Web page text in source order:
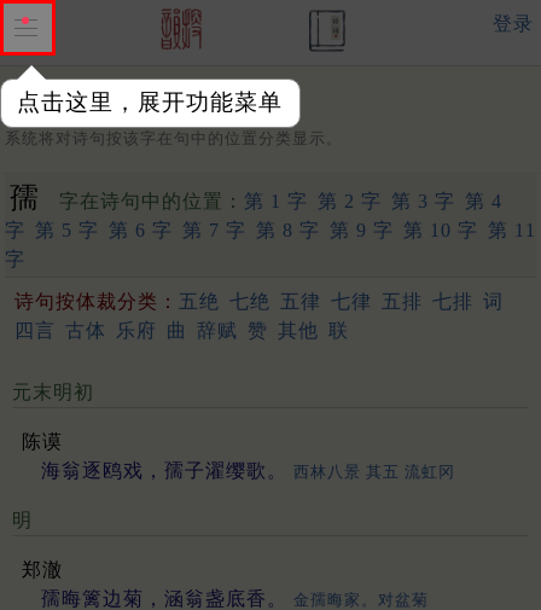
点击这里，展开功能菜单
登录
字：
系统将对诗句按该字在句中的位置分类显示。
孺 字在诗句中的位置： 第 1 字 第 2 字 第 3 字
第 4
字
第 5 字 第 6 字 第 7 字 第 8 字 第 9 字 第 10 字
第 11
字
诗句按体裁分类： 五绝 七绝 五律 七律 五排 七排 词
四言 古体 乐府 曲 辞赋 赞 其他 联
元末明初
陈谟
海翁逐鸥戏，孺子濯缨歌。
西林八景 其五 流虹冈
明
郑澈
孺晦篱边菊，涵翁盏底香。
金孺晦家。对盆菊